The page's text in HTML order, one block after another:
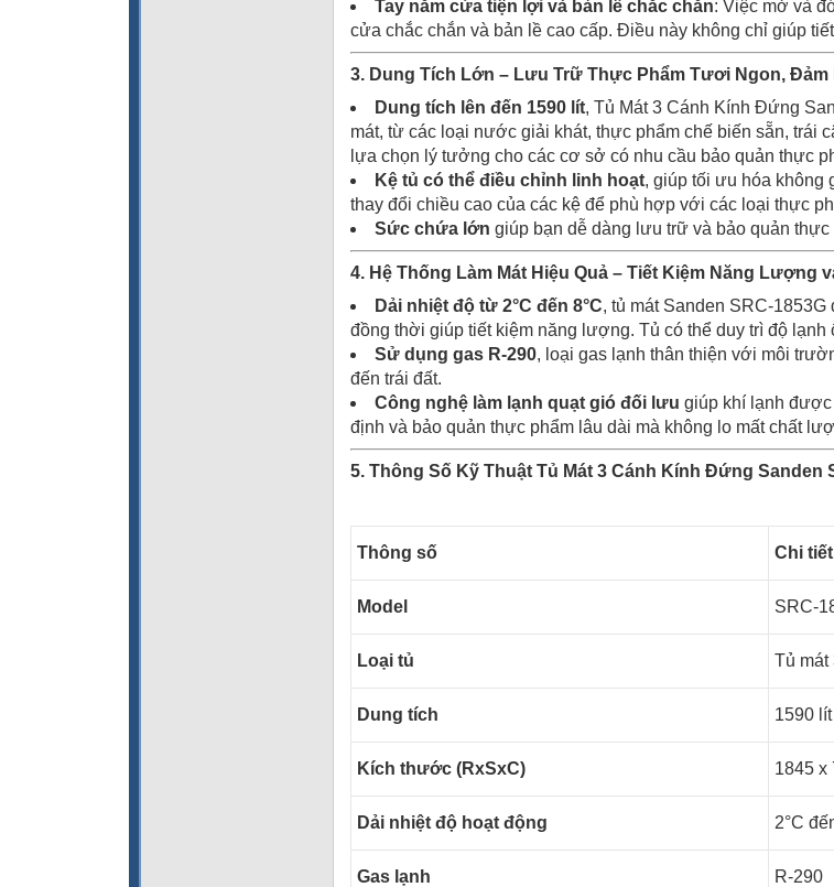
Tay nắm cửa tiện lợi và bản lề chắc chắn: Việc mở và
cửa chắc chắn và bản lề cao cấp. Điều này không chỉ giúp
3. Dung Tích Lớn – Lưu Trữ Thực Phẩm Tươi Ngon,
Dung tích lên đến 1590 lít, Tủ Mát 3 Cánh Kính Đứng
mát, từ các loại nước giải khát, thực phẩm chế biến sẵn, trái
lựa chọn lý tưởng cho các cơ sở có nhu cầu bảo quản thực
Kệ tủ có thể điều chỉnh linh hoạt, giúp tối ưu hóa không
thay đổi chiều cao của các kệ để phù hợp với các loại thực
Sức chứa lớn giúp bạn dễ dàng lưu trữ và bảo quản
4. Hệ Thống Làm Mát Hiệu Quả – Tiết Kiệm Năng Lượng
Dải nhiệt độ từ 2°C đến 8°C, tủ mát Sanden SRC-
đồng thời giúp tiết kiệm năng lượng. Tủ có thể duy trì độ
Sử dụng gas R-290, loại gas lạnh thân thiện với môi
đến trái đất.
Công nghệ làm lạnh quạt gió đối lưu giúp khí lạnh được
định và bảo quản thực phẩm lâu dài mà không lo mất chất
5. Thông Số Kỹ Thuật Tủ Mát 3 Cánh Kính Đứng Sanden
Thông số Chi tiết
Model SRC-
Loại tủ Tủ mát
Dung tích 1590 lít
Kích thước (RxSxC) 1845 x
Dải nhiệt độ hoạt động 2°C
Gas lạnh R-290